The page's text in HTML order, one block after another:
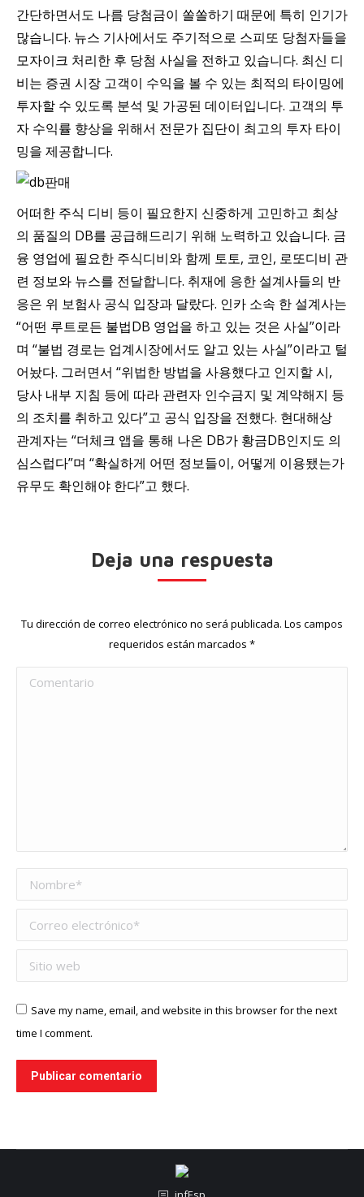
간단하면서도 나름 당첨금이 쏠쏠하기 때문에 특히 인기가
많습니다. 뉴스 기사에서도 주기적으로 스피또 당첨자들을
모자이크 처리한 후 당첨 사실을 전하고 있습니다. 최신 디
비는 증권 시장 고객이 수익을 볼 수 있는 최적의 타이밍에
투자할 수 있도록 분석 및 가공된 데이터입니다. 고객의 투
자 수익률 향상을 위해서 전문가 집단이 최고의 투자 타이
밍을 제공합니다.
어떠한 주식 디비 등이 필요한지 신중하게 고민하고 최상
의 품질의 DB를 공급해드리기 위해 노력하고 있습니다. 금
융 영업에 필요한 주식디비와 함께 토토, 코인, 로또디비 관
련 정보와 뉴스를 전달합니다. 취재에 응한 설계사들의 반
응은 위 보험사 공식 입장과 달랐다. 인카 소속 한 설계사는
“어떤 루트로든 불법DB 영업을 하고 있는 것은 사실”이라
며 “불법 경로는 업계시장에서도 알고 있는 사실”이라고 털
어놨다. 그러면서 “위법한 방법을 사용했다고 인지할 시,
당사 내부 지침 등에 따라 관련자 인수금지 및 계약해지 등
의 조치를 취하고 있다”고 공식 입장을 전했다. 현대해상
관계자는 “더체크 앱을 통해 나온 DB가 황금DB인지도 의
심스럽다”며 “확실하게 어떤 정보들이, 어떻게 이용됐는가
유무도 확인해야 한다”고 했다.
Deja una respuesta
Tu dirección de correo electrónico no será publicada. Los campos
requeridos están marcados *
Comentario
Nombre *
Correo electrónico *
Sitio web
Save my name, email, and website in this browser for the next
time I comment.
Publicar comentario